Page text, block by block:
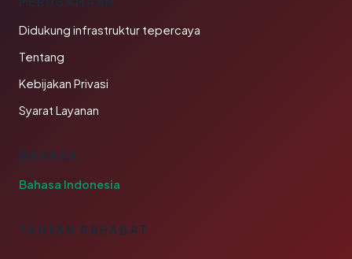
Didukung infrastruktur tepercaya
Tentang
Kebijakan Privasi
Syarat Layanan
BAHASA
Bahasa Indonesia
TAUTAN SAHABAT